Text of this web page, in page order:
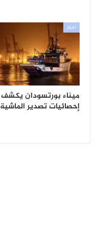
أخبار
ميناء بورتسودان يكشف
إحصائيات تصدير الماشية